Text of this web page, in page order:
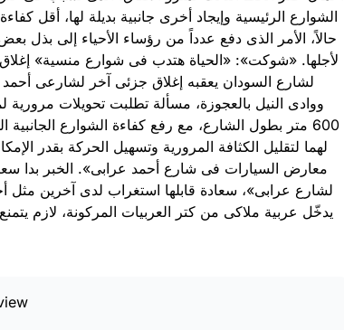
الشوارع الرئيسية وإيجاد أخرى جانبية بديلة لها، أقل
حالاً، الأمر الذى دفع عدداً من رؤساء الأحياء إلى بذل
لأجلها. «شوكت»: «الحياة هتدب فى شوارع منسية»
لشارع السودان يعقبه إغلاق جزئى آخر لشارعى
ووادى النيل بالعجوزة، مسألة تطلبت تحويلات مرورية
600 متر بطول الشارع، مع رفع كفاءة الشوارع الجانبية
لهما لتقليل الكثافة المرورية وتسهيل الحركة بقدر
معارض السيارات فى شارع أحمد عرابى». الخبر بدا
لشارع عرابى»، سعادة قابلها استغراب لدى آخرين
يدخّل عربية ملاكى من كتر العربيات المركونة، لازم